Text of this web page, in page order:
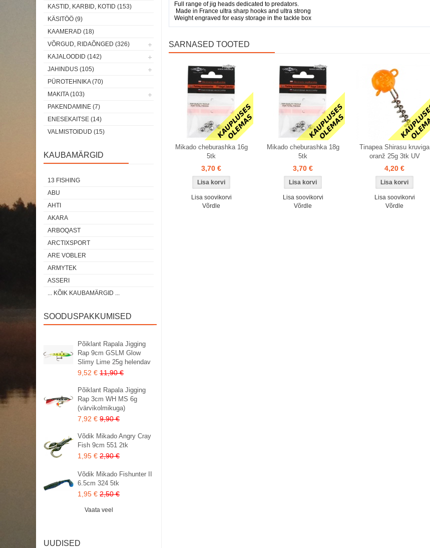
KASTID, KARBID, KOTID (153)
KÄSITÖÖ (9)
KAAMERAD (18)
VÕRGUD, RIDAÕNGED (326)
KAJALOODID (142)
JAHINDUS (105)
PÜROTEHNIKA (70)
MAKITA (103)
PAKENDAMINE (7)
ENESEKAITSE (14)
VALMISTOIDUD (15)
KAUBAMÄRGID
13 FISHING
ABU
AHTI
AKARA
ARBOQAST
ARCTIXSPORT
ARE VOBLER
ARMYTEK
ASSERI
... KÕIK KAUBAMÄRGID ...
SOODUSPAKKUMISED
Põiklant Rapala Jigging
Rap 9cm GSLM Glow
Slimy Lime 25g helendav
9,52 € 11,90 €
Põiklant Rapala Jigging
Rap 3cm WH MS 6g
(värvikolmikuga)
7,92 € 9,90 €
Võdik Mikado Angry Cray
Fish 9cm 551 2tk
1,95 € 2,90 €
Võdik Mikado Fishunter II
6.5cm 324 5tk
1,95 € 2,50 €
Vaata veel
UUDISED
Full range of jig heads dedicated to predators.
Made in France ultra sharp hooks and ultra strong
Weight engraved for easy storage in the tackle box
SARNASED TOOTED
Mikado cheburashka 16g
5tk
3,70 €
Lisa soovikorvi
Võrdle
Laos
Mikado cheburashka 18g
5tk
3,70 €
Lisa soovikorvi
Võrdle
Laos
Tinapea Shirasu kruviga
oranž 25g 3tk UV
4,20 €
Lisa soovikorvi
Võrdle
Laos Laos